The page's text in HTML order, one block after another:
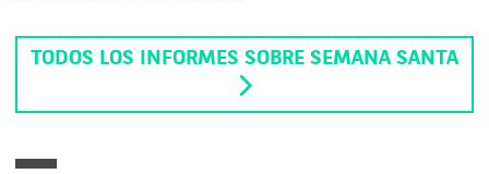
TODOS LOS INFORMES SOBRE SEMANA SANTA